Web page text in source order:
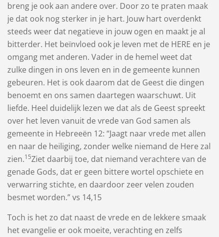
breng je ook aan andere over. Door zo te praten maak
je dat ook nog sterker in je hart. Jouw hart overdenkt
steeds weer dat negatieve in jouw ogen en maakt je al
bitterder. Het beïnvloed ook je leven met de HERE en je
omgang met anderen. Vader in de hemel weet dat
zulke dingen in ons leven en in de gemeente kunnen
gebeuren. Het is ook daarom dat de Geest die dingen
benoemt en ons samen daartegen waarschuwt. Uit
liefde. Heel duidelijk lezen we dat als de Geest spreekt
over het leven vanuit de vrede van God samen als
gemeente in Hebreeën 12: “Jaagt naar ​vrede​ met allen
en naar de ​heiliging, zonder welke niemand de Here zal
zien.15Ziet daarbij toe, dat niemand verachtere van de ​
genade​ Gods, dat er geen bittere wortel opschiete en
verwarring stichte, en daardoor zeer velen zouden
besmet worden.” vs 14,15
Toch is het zo dat naast de vrede en de lekkere smaak
het evangelie er ook moeite, verachting en zelfs